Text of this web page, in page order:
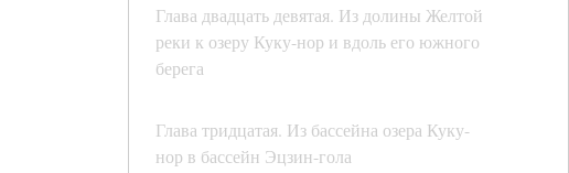
Глава двадцать девятая. Из долины Желтой
реки к озеру Куку-нор и вдоль его южного
берега
Глава тридцатая. Из бассейна озера Куку-
нор в бассейн Эцзин-гола